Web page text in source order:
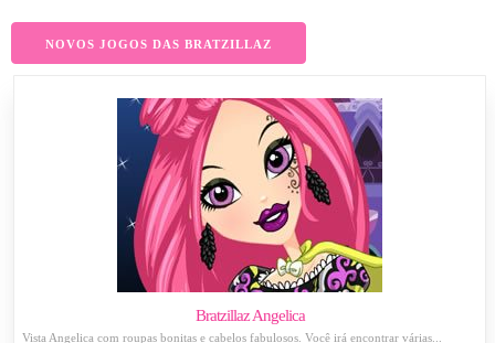
NOVOS JOGOS DAS BRATZILLAZ
Bratzillaz Angelica
Vista Angelica com roupas bonitas e cabelos fabulosos. Você irá encontrar várias...